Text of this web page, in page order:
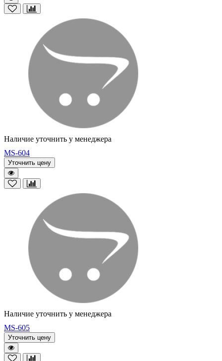
Наличие уточнить у менеджера
MS-604
Уточнить цену
Наличие уточнить у менеджера
MS-605
Уточнить цену